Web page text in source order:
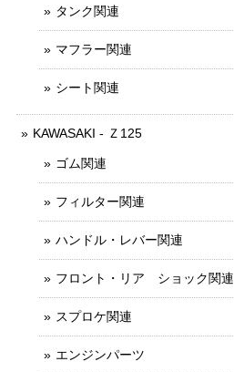
タンク関連
マフラー関連
シート関連
KAWASAKI - Ｚ125
ゴム関連
フィルター関連
ハンドル・レバー関連
フロント・リア ショック関連
スプロケ関連
エンジンパーツ